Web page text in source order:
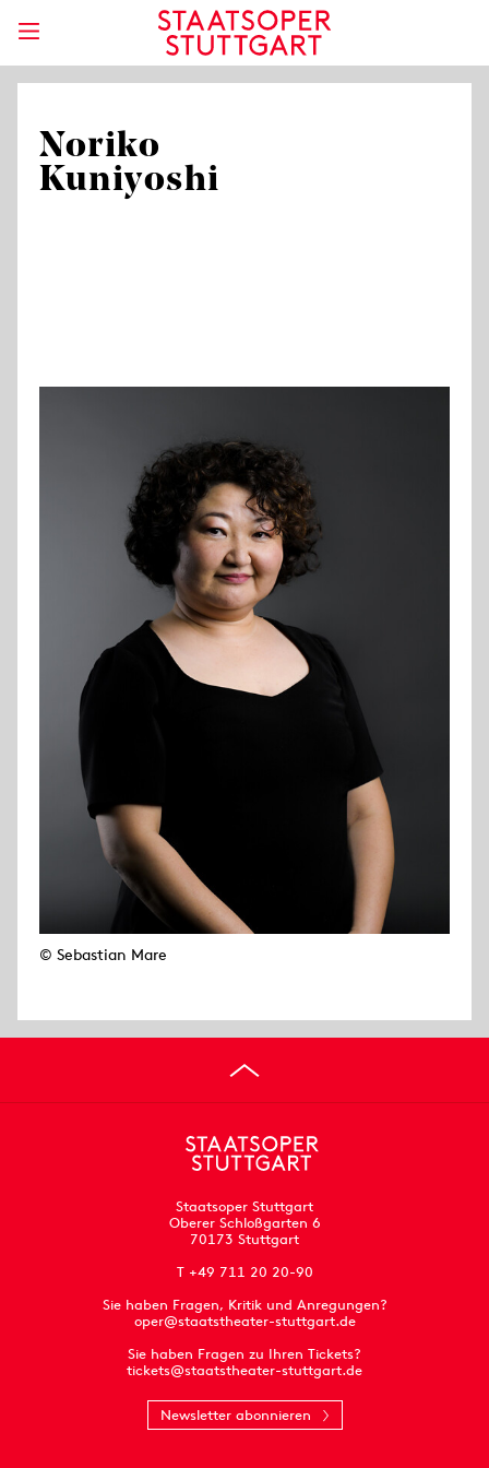
Noriko
Kuniyoshi
© Sebastian Mare
Staatsoper Stuttgart
Oberer Schloßgarten 6
70173 Stuttgart
T +49 711 20 20-90
Sie haben Fragen, Kritik und Anregungen?
oper@staatstheater-stuttgart.de
Sie haben Fragen zu Ihren Tickets?
tickets@staatstheater-stuttgart.de
Newsletter abonnieren